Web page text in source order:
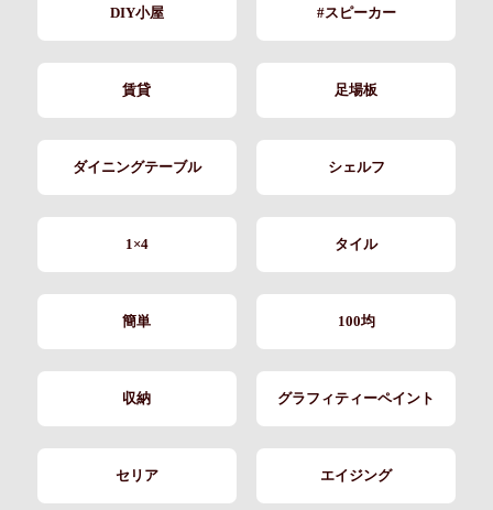
DIY小屋 #スピーカー
賃貸 足場板
ダイニングテーブル シェルフ
1×4 タイル
簡単 100均
収納 グラフィティーペイント
セリア エイジング